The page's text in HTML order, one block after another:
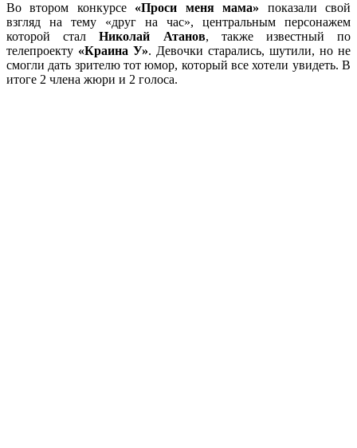
Во втором конкурсе «Проси меня мама» показали свой
взгляд на тему «друг на час», центральным персонажем
которой сталНиколай Атанов, также известный по
телепроекту «Краина У». Девочки старались, шутили, но не
смогли дать зрителю тот юмор, который все хотели увидеть. В
итоге 2 члена жюри и 2 голоса.